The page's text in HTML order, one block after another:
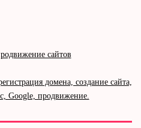
регистрация домена, создание сайта,
Google, продвижение.